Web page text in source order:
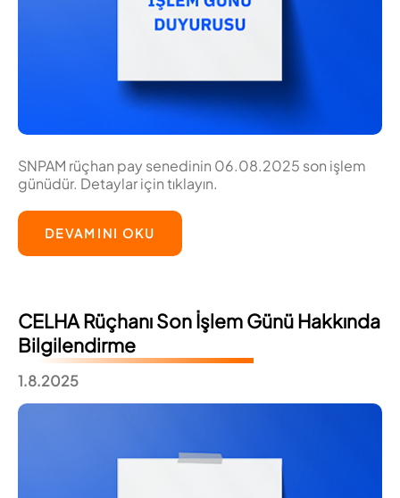
SNPAM rüçhan pay senedinin 06.08.2025 son işlem
günüdür. Detaylar için tıklayın.
DEVAMINI OKU
CELHA Rüçhanı Son İşlem Günü Hakkında
Bilgilendirme
1.8.2025